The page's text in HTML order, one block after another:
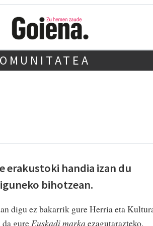
erakustoki handia izan du
bihotzean.
digu ez bakarrik gure Herria eta
gureEuskadi marka ezagutarazteko.